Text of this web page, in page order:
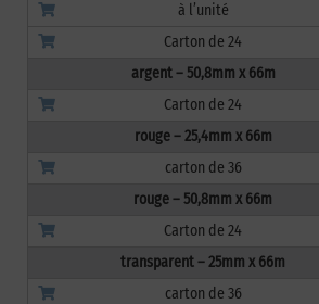
à l’unité
Carton de 24
argent – 50,8mm x 66m
Carton de 24
rouge – 25,4mm x 66m
carton de 36
rouge – 50,8mm x 66m
Carton de 24
transparent – 25mm x 66m
carton de 36